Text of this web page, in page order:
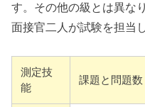
す。その他の級とは異な
面接官二人が試験を担当
測定技
能
課題と問題数